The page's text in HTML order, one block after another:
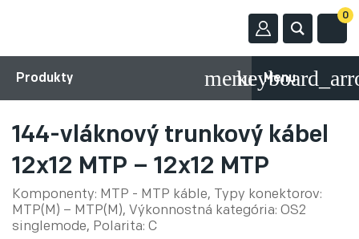
0
Produkty Menu
144-vláknový trunkový kábel
12x12 MTP – 12x12 MTP
Komponenty: MTP - MTP káble, Typy konektorov:
MTP(M) – MTP(M), Výkonnostná kategória: OS2
singlemode, Polarita: C